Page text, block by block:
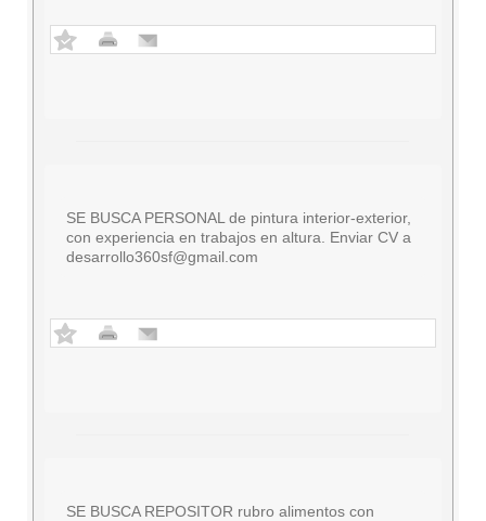
SE BUSCA PERSONAL de pintura interior-exterior,
con experiencia en trabajos en altura. Enviar CV a
desarrollo360sf@gmail.com
SE BUSCA REPOSITOR rubro alimentos con